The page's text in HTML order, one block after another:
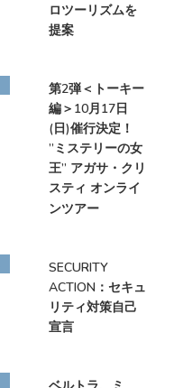
ロツーリズムを
提案
第2弾＜トーキー
編＞10月17日
(日)催行決定！
”ミステリーの女
王” アガサ・クリ
スティ オンライ
ンツアー
SECURITY
ACTION：セキュ
リティ対策自己
宣言